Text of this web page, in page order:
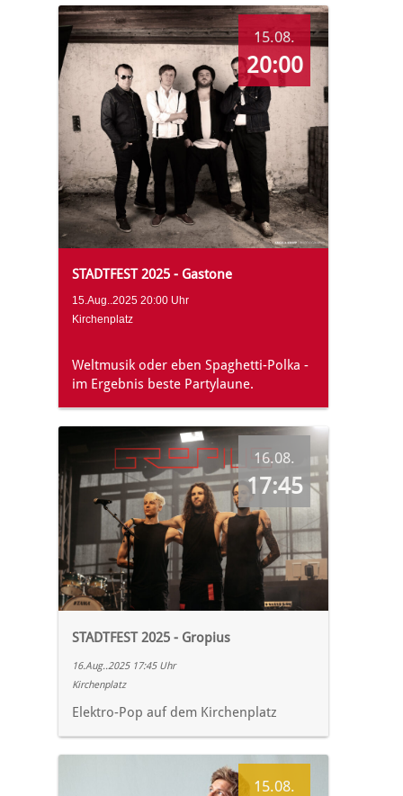
15.08.
20:00
STADTFEST 2025 - Gastone
15.Aug..2025 20:00 Uhr
Kirchenplatz
Weltmusik oder eben Spaghetti-Polka -
im Ergebnis beste Partylaune.
16.08.
17:45
STADTFEST 2025 - Gropius
16.Aug..2025 17:45 Uhr
Kirchenplatz
Elektro-Pop auf dem Kirchenplatz
15.08.